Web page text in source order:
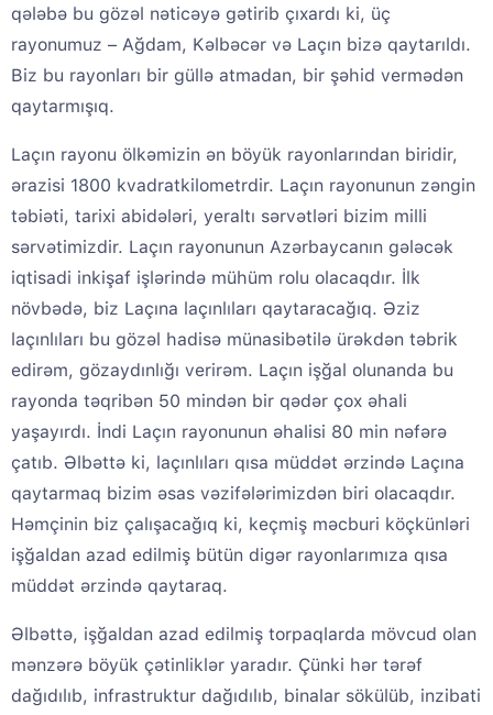
qələbə bu gözəl nəticəyə gətirib çıxardı ki, üç
rayonumuz – Ağdam, Kəlbəcər və Laçın bizə qaytarıldı.
Biz bu rayonları bir güllə atmadan, bir şəhid vermədən
qaytarmışıq.
Laçın rayonu ölkəmizin ən böyük rayonlarından biridir,
ərazisi 1800 kvadratkilometrdir. Laçın rayonunun zəngin
təbiəti, tarixi abidələri, yeraltı sərvətləri bizim milli
sərvətimizdir. Laçın rayonunun Azərbaycanın gələcək
iqtisadi inkişaf işlərində mühüm rolu olacaqdır. İlk
növbədə, biz Laçına laçınlıları qaytaracağıq. Əziz
laçınlıları bu gözəl hadisə münasibətilə ürəkdən təbrik
edirəm, gözaydınlığı verirəm. Laçın işğal olunanda bu
rayonda təqribən 50 mindən bir qədər çox əhali
yaşayırdı. İndi Laçın rayonunun əhalisi 80 min nəfərə
çatıb. Əlbəttə ki, laçınlıları qısa müddət ərzində Laçına
qaytarmaq bizim əsas vəzifələrimizdən biri olacaqdır.
Həmçinin biz çalışacağıq ki, keçmiş məcburi köçkünləri
işğaldan azad edilmiş bütün digər rayonlarımıza qısa
müddət ərzində qaytaraq.
Əlbəttə, işğaldan azad edilmiş torpaqlarda mövcud olan
mənzərə böyük çətinliklər yaradır. Çünki hər tərəf
dağıdılıb, infrastruktur dağıdılıb, binalar sökülüb, inzibati